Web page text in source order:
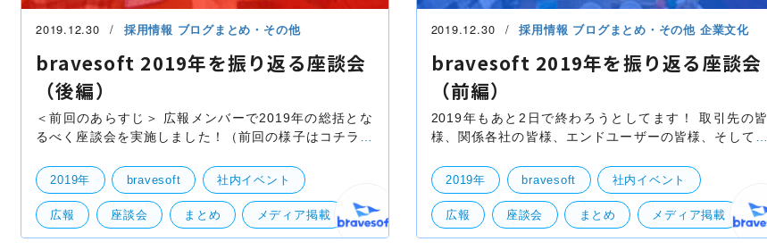
2019.12.30 採用情報 ブログまとめ・その他
bravesoft 2019年を振り返る座談会
（後編）
＜前回のあらすじ＞ 広報メンバーで2019年の総括とな
るべく座談会を実施しました！（前回の様子はコチラ）
長にして広報部の長（広報歴：2017/1〜6、2019〜）
2019年 bravesoft 社内イベント
広報 座談会 まとめ メディア掲載
2019.12.30 採用情報 ブログまとめ・その他 企業文化
bravesoft 2019年を振り返る座談会
（前編）
2019年もあと2日で終わろうとしてます！ 取引先の皆
様、関係各社の皆様、エンドユーザーの皆様、そして従
皆様のおかげでbravesoftは今年も良い1年でございまし
2019年 bravesoft 社内イベント
広報 座談会 まとめ メディア掲載